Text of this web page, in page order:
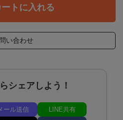
ートに入れる
い合わせ
シェアしよう！
ール送信
LINE共有